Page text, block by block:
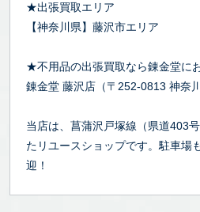
★出張買取エリア
【神奈川県】藤沢市エリア
★不用品の出張買取なら錬金堂に
錬金堂 藤沢店（〒252-0813 神奈
当店は、菖蒲沢戸塚線（県道403
たリユースショップです。駐車場
迎！